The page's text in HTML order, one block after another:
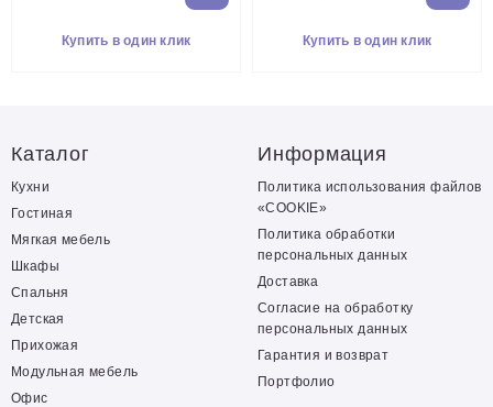
Купить в один клик Купить в один клик
Каталог
Кухни
Гостиная
Мягкая мебель
Шкафы
Спальня
Детская
Прихожая
Модульная мебель
Офис
Информация
Политика использования файлов
«COOKIE»
Политика обработки
персональных данных
Доставка
Согласие на обработку
персональных данных
Гарантия и возврат
Портфолио